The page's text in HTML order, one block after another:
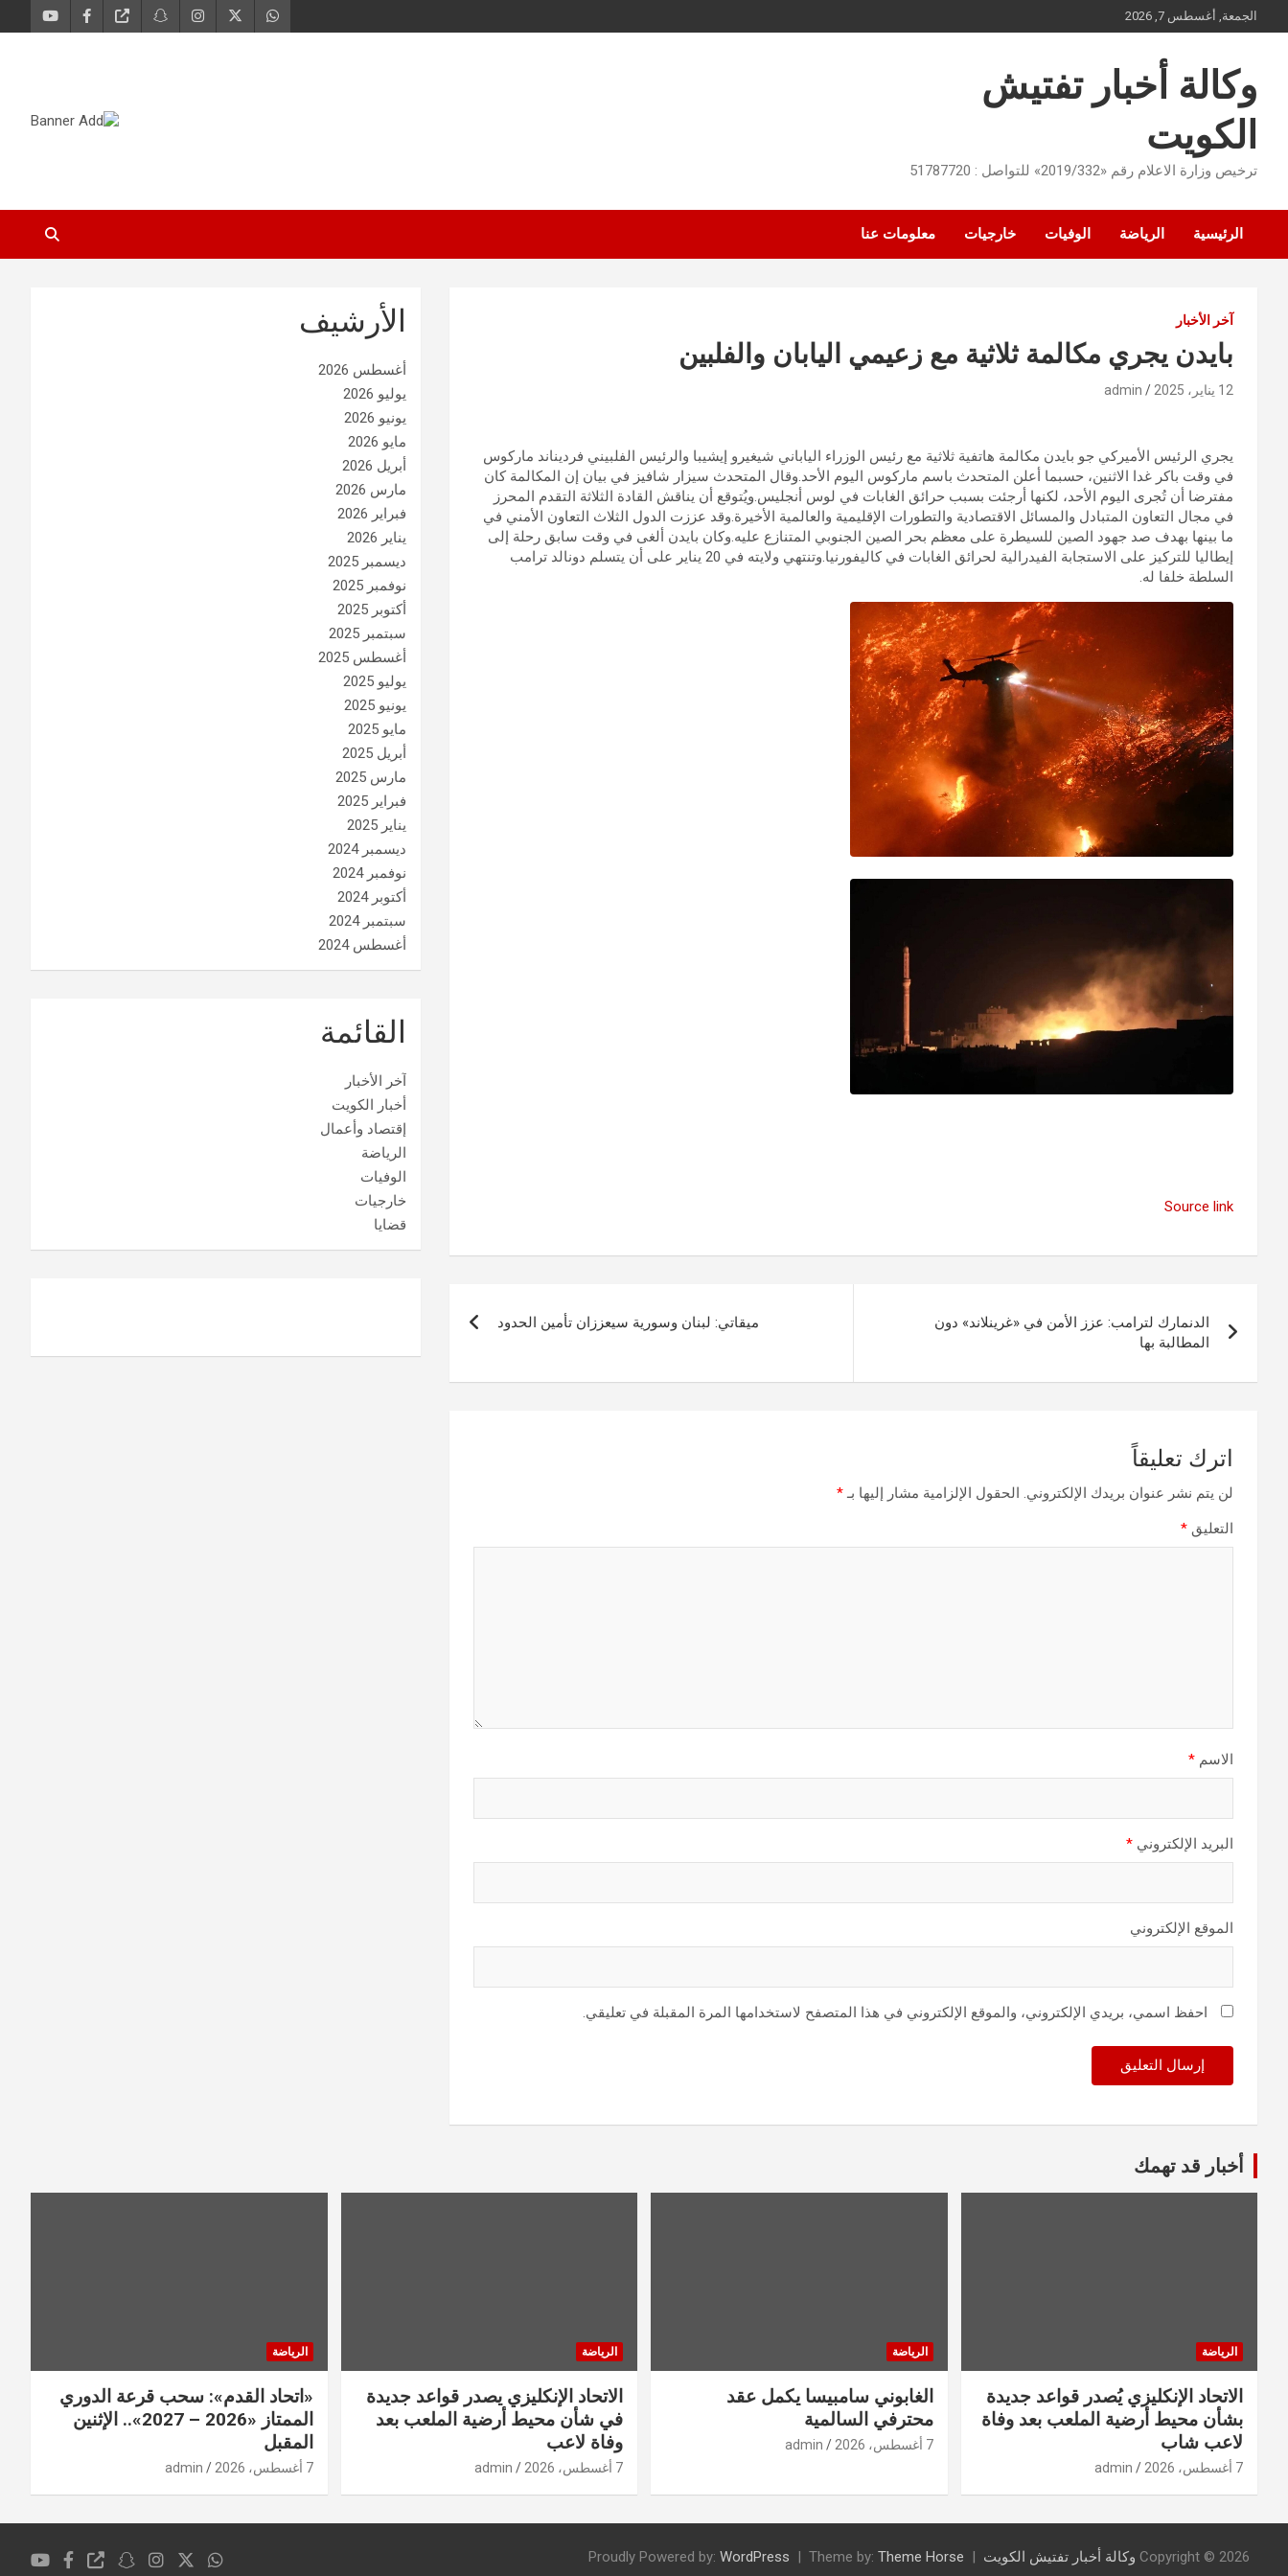
to
الجمعة, أغسطس 7, 2026
وكالة أخبار تفتيش
الكويت
ترخيص وزارة الاعلام رقم «2019/332» للتواصل : 51787720
الرئيسية الرياضة الوفيات خارجيات معلومات عنا
آخر الأخبار
بايدن يجري مكالمة ثلاثية مع زعيمي اليابان والفلبين
12 يناير، 2025 admin
يجري الرئيس الأميركي جو بايدن مكالمة هاتفية ثلاثية مع رئيس الوزراء الياباني شيغيرو إيشيبا والرئيس الفلبيني فرديناند ماركوس
في وقت باكر غدا الاثنين، حسبما أعلن المتحدث باسم ماركوس اليوم الأحد.وقال المتحدث سيزار شافيز في بيان إن المكالمة كان
مفترضا أن تُجرى اليوم الأحد، لكنها أرجئت بسبب حرائق الغابات في لوس أنجليس.ويُتوقع أن يناقش القادة الثلاثة التقدم المحرز
في مجال التعاون المتبادل والمسائل الاقتصادية والتطورات الإقليمية والعالمية الأخيرة.وقد عززت الدول الثلاث التعاون الأمني في
ما بينها بهدف صد جهود الصين للسيطرة على معظم بحر الصين الجنوبي المتنازع عليه.وكان بايدن ألغى في وقت سابق رحلة إلى
إيطاليا للتركيز على الاستجابة الفيدرالية لحرائق الغابات في كاليفورنيا.وتنتهي ولايته في 20 يناير على أن يتسلم دونالد ترامب
السلطة خلفا له.
Source link
المقالات
الدنمارك لترامب: عزز الأمن في «غرينلاند» دون
المطالبة بها
ميقاتي: لبنان وسورية سيعززان تأمين الحدود
اترك تعليقاً
لن يتم نشر عنوان بريدك الإلكتروني. الحقول الإلزامية مشار إليها بـ*
التعليق *
الاسم *
البريد الإلكتروني *
الموقع الإلكتروني
احفظ اسمي، بريدي الإلكتروني، والموقع الإلكتروني في هذا المتصفح لاستخدامها المرة المقبلة في تعليقي.
الأرشيف
أغسطس 2026
يوليو 2026
يونيو 2026
مايو 2026
أبريل 2026
مارس 2026
فبراير 2026
يناير 2026
ديسمبر 2025
نوفمبر 2025
أكتوبر 2025
سبتمبر 2025
أغسطس 2025
يوليو 2025
يونيو 2025
مايو 2025
أبريل 2025
مارس 2025
فبراير 2025
يناير 2025
ديسمبر 2024
نوفمبر 2024
أكتوبر 2024
سبتمبر 2024
أغسطس 2024
القائمة
آخر الأخبار
أخبار الكويت
إقتصاد وأعمال
الرياضة
الوفيات
خارجيات
قضايا
أخبار قد تهمك
الرياضة
الاتحاد الإنكليزي يُصدر قواعد جديدة
بشأن محيط أرضية الملعب بعد وفاة
لاعب شاب
7 أغسطس، 2026 admin
الرياضة
الغابوني سامبيسا يكمل عقد
محترفي السالمية
7 أغسطس، 2026 admin
الرياضة
الاتحاد الإنكليزي يصدر قواعد جديدة
في شأن محيط أرضية الملعب بعد
وفاة لاعب
7 أغسطس، 2026 admin
الرياضة
«اتحاد القدم»: سحب قرعة الدوري
الممتاز «2026 – 2027».. الإثنين
المقبل
7 أغسطس، 2026 admin
Copyright © 2026 وكالة أخبار تفتيش الكويت Theme by: Theme Horse
Proudly Powered by: WordPress